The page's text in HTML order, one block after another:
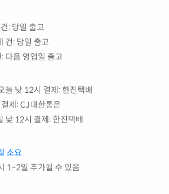
: 당일 출고
건: 당일 출고
다음 영업일 출고
늘 낮 12시 결제: 한진택배
제: CJ대한통운
낮 12시 결제: 한진택배
소요
1~2일 추가될 수 있음